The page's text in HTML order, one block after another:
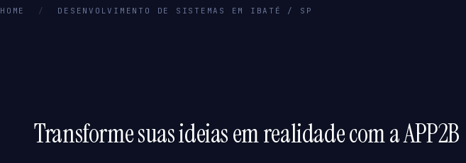
HOME / DESENVOLVIMENTO DE SISTEMAS EM IBATÉ / SP
Transforme suas ideias em realidade com a APP2B